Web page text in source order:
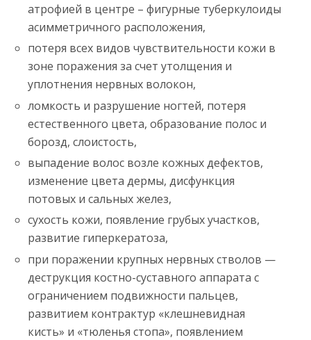
атрофией в центре – фигурные туберкулоиды
асимметричного расположения,
потеря всех видов чувствительности кожи в
зоне поражения за счет утолщения и
уплотнения нервных волокон,
ломкость и разрушение ногтей, потеря
естественного цвета, образование полос и
борозд, слоистость,
выпадение волос возле кожных дефектов,
изменение цвета дермы, дисфункция
потовых и сальных желез,
сухость кожи, появление грубых участков,
развитие гиперкератоза,
при поражении крупных нервных стволов —
деструкция костно-суставного аппарата с
ограничением подвижности пальцев,
развитием контрактур «клешневидная
кисть» и «тюленья стопа», появлением